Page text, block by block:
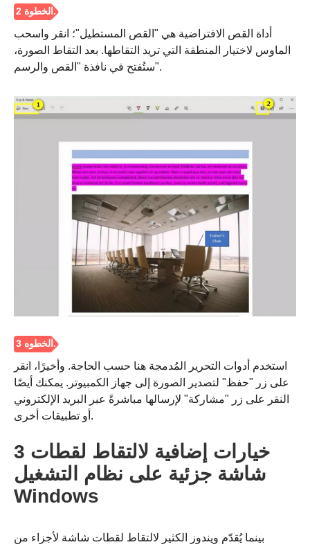
الخطوه 3.
أداة القص الافتراضية هي "القص المستطيل"؛ انقر واسحب
الماوس لاختيار المنطقة التي تريد التقاطها. بعد التقاط الصورة،
ستُفتح في نافذة "القص والرسم".
استخدم أدوات التحرير المُدمجة هنا حسب الحاجة. وأخيرًا، انقر
على زر "حفظ" لتصدير الصورة إلى جهاز الكمبيوتر. يمكنك أيضًا
النقر على زر "مشاركة" لإرسالها مباشرةً عبر البريد الإلكتروني
أو تطبيقات أخرى.
3 خيارات إضافية لالتقاط لقطات
شاشة جزئية على نظام التشغيل
Windows
بينما يُقدّم ويندوز الكثير لالتقاط لقطات شاشة لأجزاء من